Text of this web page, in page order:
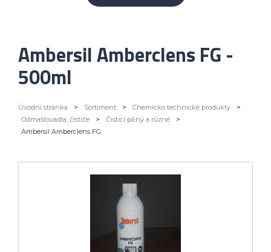
Ambersil Amberclens FG -
500ml
Úvodní stránka > Sortiment > Chemicko technické produkty
>
Odmašťovadla, čističe
> Čistící pěny a různé
>
Ambersil Amberclens FG